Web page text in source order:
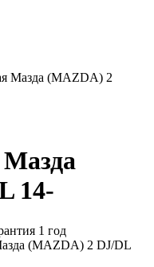
Мазда (MAZDA) 2
Мазда
14-
1 год